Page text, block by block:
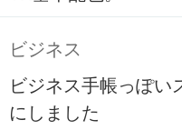
ビジネス
ビジネス手帳っぽい
にしました